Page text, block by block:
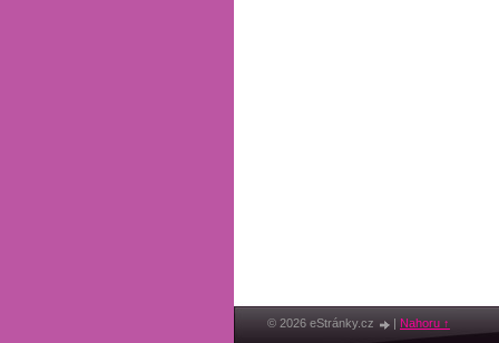
© 2026 eStránky.cz | Nahoru ↑